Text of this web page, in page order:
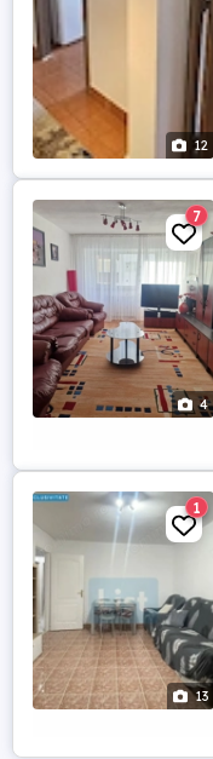
12
4
7
13
1